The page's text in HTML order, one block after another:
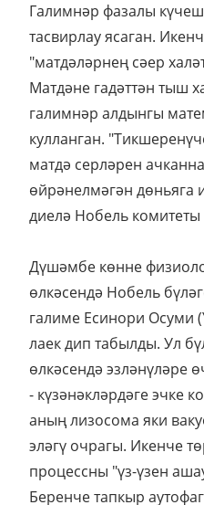
Галимнәр фазалы
тасвирлау ясаган.
"матдәләрнең сәер
Матдәне гадәттән тыш
галимнәр алдынгы
кулланган.
матдә серләрен
өйрәнелмәгән дөньяга
диелә Нобель комитеты
Дүшәмбе көнне
өлкәсендә Нобель
галиме Есинори Осуми
лаек дип табылды. Ул
өлкәсендә эзләнүләре
- күзәнәкләрдәге эчке
аның лизосома яки
эләгү очрагы. Икенче
процессны "үз-үзен
Беренче тапкыр